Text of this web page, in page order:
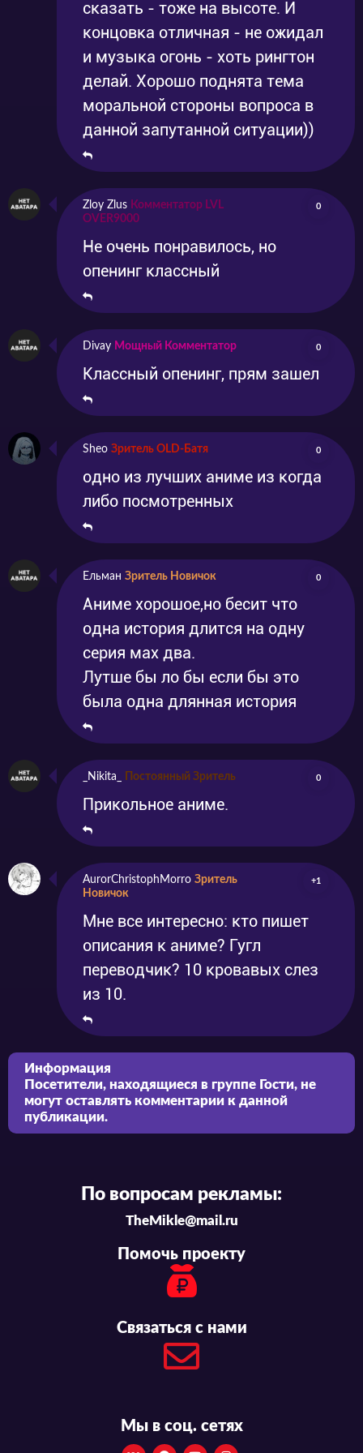
сможете в нашем плеере в лучшем
качестве.Не пропустите появление серий на
нашем сайте.
сказать - тоже на высоте. И
концовка отличная - не ожидал
и музыка огонь - хоть рингтон
делай. Хорошо поднята тема
моральной стороны вопроса в
данной запутанной ситуации))
Zloy Zlus Комментатор LVL
OVER9000
0
Не очень понравилось, но
опенинг классный
Divay Мощный Комментатор 0
Классный опенинг, прям зашел
Sheo Зритель OLD-Батя 0
одно из лучших аниме из когда
либо посмотренных
Ельман Зритель Новичок 0
Аниме хорошое,но бесит что
одна история длится на одну
серия мах два.
Лутше бы ло бы если бы это
была одна длянная история
_Nikita_ Постоянный Зритель 0
Прикольное аниме.
AurorChristophMorro Зритель
Новичок
+1
Мне все интересно: кто пишет
описания к аниме? Гугл
переводчик? 10 кровавых слез
из 10.
Информация
Посетители, находящиеся в группе Гости, не
могут оставлять комментарии к данной
публикации.
По вопросам рекламы:
TheMikle@mail.ru
Помочь проекту
Связаться с нами
Мы в соц. сетях